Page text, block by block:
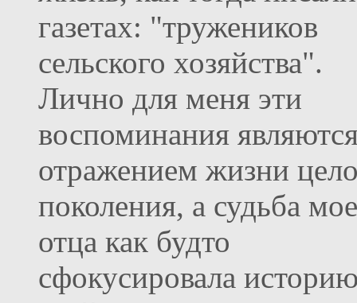
газетах: "тружеников
сельского хозяйства".
Лично для меня эти
воспоминания
отражением жизни
поколения, а судьба
отца как будто
сфокусировала